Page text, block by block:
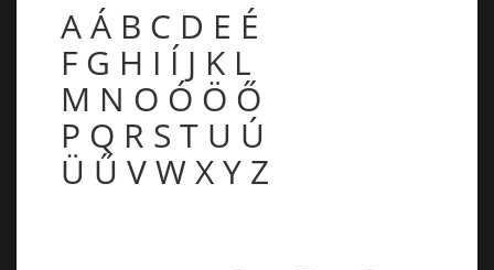
AÁ B C D E É
F G H I Í J K L
M N O Ó Ö Ő
P Q R S T U Ú
Ü Ű VWXY Z